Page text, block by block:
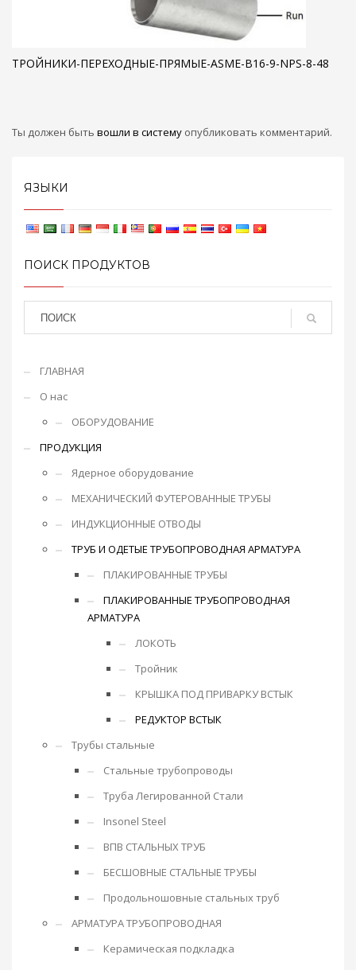
ТРОЙНИКИ-ПЕРЕХОДНЫЕ-ПРЯМЫЕ-ASME-B16-9-NPS-8-48
Ты должен быть вошли в систему опубликовать комментарий.
ЯЗЫКИ
ПОИСК ПРОДУКТОВ
ГЛАВНАЯ
О нас
ОБОРУДОВАНИЕ
ПРОДУКЦИЯ
Ядерное оборудование
МЕХАНИЧЕСКИЙ ФУТЕРОВАННЫЕ ТРУБЫ
ИНДУКЦИОННЫЕ ОТВОДЫ
ТРУБ И ОДЕТЫЕ ТРУБОПРОВОДНАЯ АРМАТУРА
ПЛАКИРОВАННЫЕ ТРУБЫ
ПЛАКИРОВАННЫЕ ТРУБОПРОВОДНАЯ
АРМАТУРА
ЛОКОТЬ
Тройник
КРЫШКА ПОД ПРИВАРКУ ВСТЫК
РЕДУКТОР ВСТЫК
Трубы стальные
Стальные трубопроводы
Труба Легированной Стали
Insonel Steel
ВПВ СТАЛЬНЫХ ТРУБ
БЕСШОВНЫЕ СТАЛЬНЫЕ ТРУБЫ
Продольношовные стальных труб
АРМАТУРА ТРУБОПРОВОДНАЯ
Керамическая подкладка